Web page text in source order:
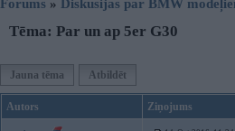
Forums » Diskusijas par BMW
Tēma: Par un ap 5er G30
Jauna tēma Atbildēt
Autors Ziņojums